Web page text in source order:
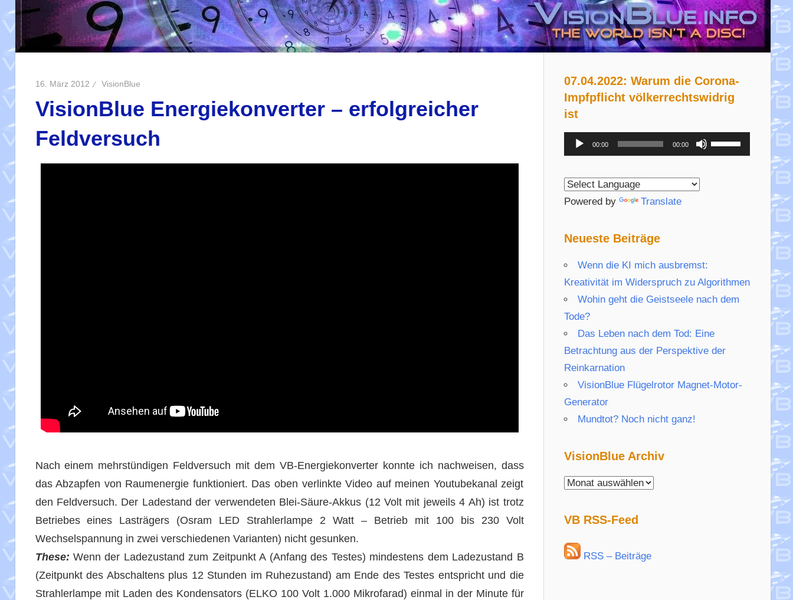
16. März 2012 VisionBlue
VisionBlue Energiekonverter – erfolgreicher
Feldversuch
Nach einem mehrstündigen Feldversuch mit dem VB-Energiekonverter konnte ich nachweisen, dass
das Abzapfen von Raumenergie funktioniert. Das oben verlinkte Video auf meinen Youtubekanal zeigt
den Feldversuch. Der Ladestand der verwendeten Blei-Säure-Akkus (12 Volt mit jeweils 4 Ah) ist trotz
Betriebes eines Lasträgers (Osram LED Strahlerlampe 2 Watt – Betrieb mit 100 bis 230 Volt
Wechselspannung in zwei verschiedenen Varianten) nicht gesunken.
These: Wenn der Ladezustand zum Zeitpunkt A (Anfang des Testes) mindestens dem Ladezustand B
(Zeitpunkt des Abschaltens plus 12 Stunden im Ruhezustand) am Ende des Testes entspricht und die
Strahlerlampe mit Laden des Kondensators (ELKO 100 Volt 1.000 Mikrofarad) einmal in der Minute für
07.04.2022: Warum die Corona-
Impfpflicht völkerrechtswidrig
ist
Audio-
Player
00:00 00:00
Pfeiltasten
Hoch/Runter
Powered by Translate
Neueste Beiträge
Wenn die KI mich ausbremst:
Kreativität im Widerspruch zu Algorithmen
Wohin geht die Geistseele nach dem
Tode?
Das Leben nach dem Tod: Eine
Betrachtung aus der Perspektive der
Reinkarnation
VisionBlue Flügelrotor Magnet-Motor-
Generator
Mundtot? Noch nicht ganz!
VisionBlue Archiv
VisionBlue
VB RSS-Feed
RSS – Beiträge